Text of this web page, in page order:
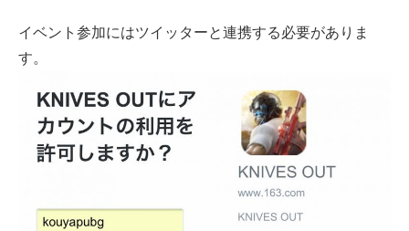
イベント参加にはツイッターと連携する必要がありま
す。